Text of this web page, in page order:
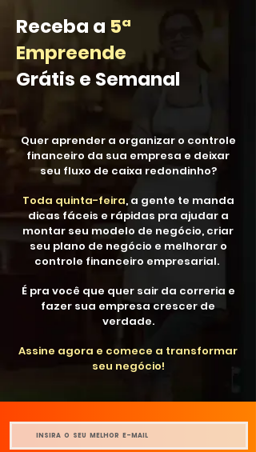
Receba a 5ª
Empreende
Grátis e Semanal
Quer aprender a organizar o controle
financeiro da sua empresa e deixar
seu fluxo de caixa redondinho?
Toda quinta-feira, a gente te manda
dicas fáceis e rápidas pra ajudar a
montar seu modelo de negócio, criar
seu plano de negócio e melhorar o
controle financeiro empresarial.
É pra você que quer sair da correria e
fazer sua empresa crescer de
verdade.
Assine agora e comece a transformar
seu negócio!